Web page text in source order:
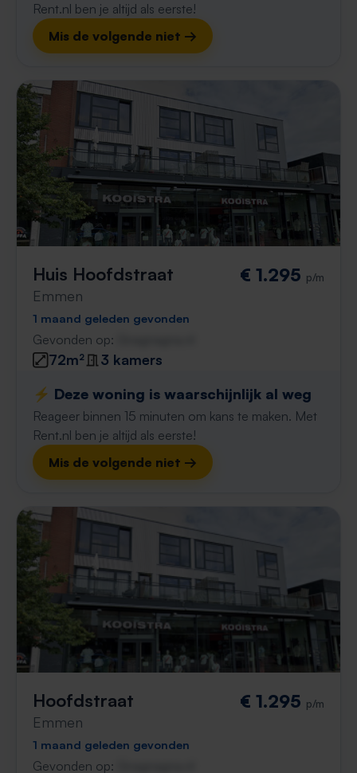
Rent.nl ben je altijd als eerste!
Mis de volgende niet →
Huis Hoofdstraat
Emmen
€ 1.295 p/m
1 maand geleden gevonden
Gevonden op:
72m²
3 kamers
⚡️ Deze woning is waarschijnlijk al weg
Reageer binnen 15 minuten om kans te maken. Met
Rent.nl ben je altijd als eerste!
Mis de volgende niet →
Hoofdstraat
Emmen
€ 1.295 p/m
1 maand geleden gevonden
Gevonden op: